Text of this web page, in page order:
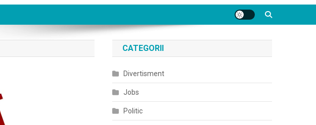
CATEGORII
Divertisment
Jobs
Politic